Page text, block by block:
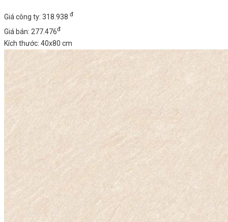
Giá công ty: 318.938 đ
Giá bán: 277.476đ
Kích thước: 40x80 cm